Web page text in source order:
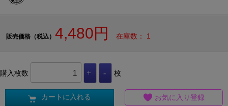
販売価格（税込） 4,480円 在庫数： 1
購入枚数 枚
カートに入れる お気に入り登録